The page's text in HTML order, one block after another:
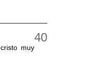
muy